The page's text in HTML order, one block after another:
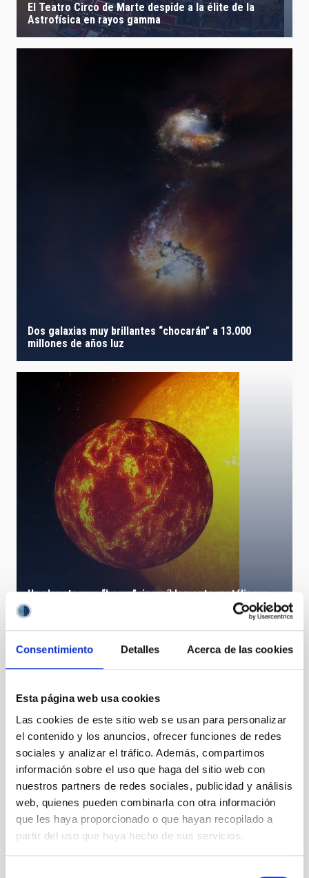
Consentimiento Detalles Acerca de las cookies
Esta página web usa cookies
Las cookies de este sitio web se usan para personalizar
el contenido y los anuncios, ofrecer funciones de redes
sociales y analizar el tráfico. Además, compartimos
información sobre el uso que haga del sitio web con
nuestros partners de redes sociales, publicidad y análisis
web, quienes pueden combinarla con otra información
que les haya proporcionado o que hayan recopilado a
partir del uso que haya hecho de sus servicios.
El Teatro Circo de Marte despide a la élite de la
Astrofísica en rayos gamma
Dos galaxias muy brillantes “chocarán” a 13.000
millones de años luz
Un planeta muy “heavy”, increíblemente metálico y
denso